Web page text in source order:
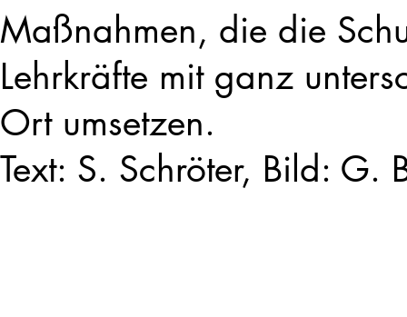
Maßnahmen, die die
Lehrkräfte mit ganz
Ort umsetzen.
Text: S. Schröter, Bild: G.